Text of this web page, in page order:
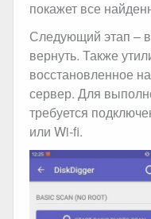
покажет все
Следующий этап –
вернуть. Также
восстановленное
сервер. Для
требуется
или Wi-fi.